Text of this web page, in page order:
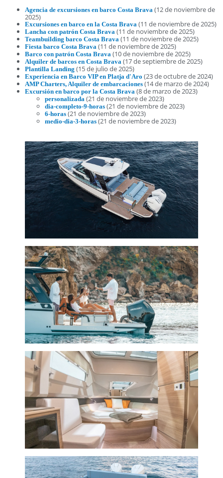
Agencia de excursiones en barco Costa Brava (12 de noviembre de
2025)
Excursiones en barco en la Costa Brava (11 de noviembre de 2025)
Lancha con patrón Costa Brava (11 de noviembre de 2025)
Teambuilding barco Costa Brava (11 de noviembre de 2025)
Fiesta barco Costa Brava (11 de noviembre de 2025)
Barco con patrón Costa Brava (10 de noviembre de 2025)
Alquiler de barcos en Costa Brava (17 de septiembre de 2025)
Plantilla Landing (15 de julio de 2025)
Experiencia en Barco VIP en Platja d'Aro (23 de octubre de 2024)
AMP Charters, Alquiler de embarcaciones (14 de marzo de 2024)
Excursión en barco por la Costa Brava (8 de marzo de 2023)
personalizada (21 de noviembre de 2023)
dia-completo-9-horas (21 de noviembre de 2023)
6-horas (21 de noviembre de 2023)
medio-dia-3-horas (21 de noviembre de 2023)